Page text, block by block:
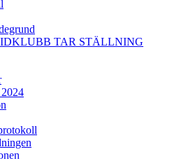
TAR STÄLLNING